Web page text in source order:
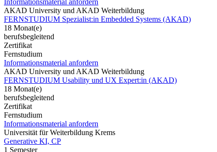
Informationsmaterial anfordern
AKAD University und AKAD Weiterbildung
FERNSTUDIUM Spezialist:in Embedded Systems (AKAD)
18 Monat(e)
berufsbegleitend
Zertifikat
Fernstudium
Informationsmaterial anfordern
AKAD University und AKAD Weiterbildung
FERNSTUDIUM Usability und UX Expert:in (AKAD)
18 Monat(e)
berufsbegleitend
Zertifikat
Fernstudium
Informationsmaterial anfordern
Universität für Weiterbildung Krems
Generative KI, CP
1 Semester